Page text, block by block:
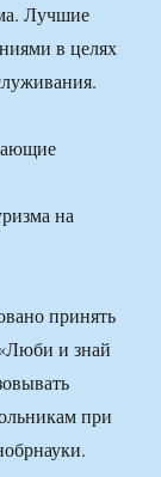
Лучшие
в целях
на
принять
и знай
при